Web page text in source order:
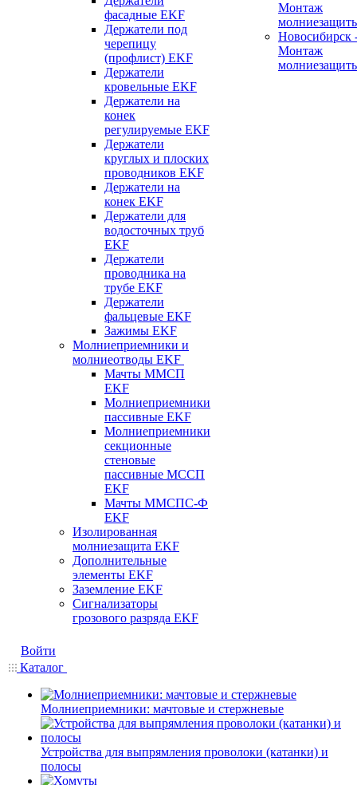
фасадные EKF
Держатели под
черепицу
(профлист) EKF
Держатели
кровельные EKF
Держатели на
конек
регулируемые EKF
Держатели
круглых и плоских
проводников EKF
Держатели на
конек EKF
Держатели для
водосточных труб
EKF
Держатели
проводника на
трубе EKF
Держатели
фальцевые EKF
Зажимы EKF
Молниеприемники и
молниеотводы EKF
Мачты ММСП
EKF
Молниеприемники
пассивные EKF
Молниеприемники
секционные
стеновые
пассивные МССП
EKF
Мачты ММСПС-Ф
EKF
Изолированная
молниезащита EKF
Дополнительные
элементы EKF
Заземление EKF
Сигнализаторы
грозового разряда EKF
Монтаж
Новосибирск
Монтаж
Войти
Каталог
Молниеприемники: мачтовые и стержневые
Устройства для выпрямления проволоки (катанки) и
полосы